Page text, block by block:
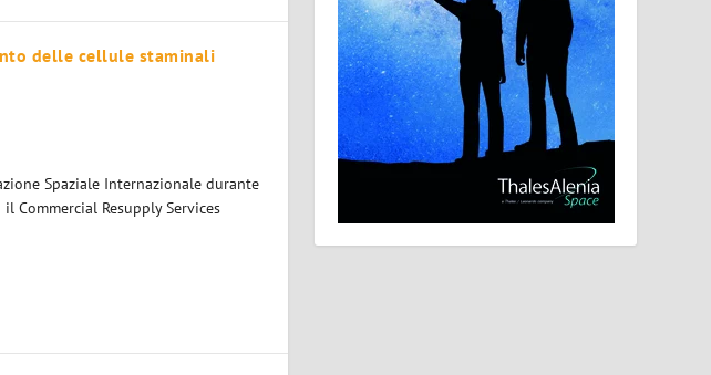
delle cellule staminali
Spaziale Internazionale durante
Commercial Resupply Services